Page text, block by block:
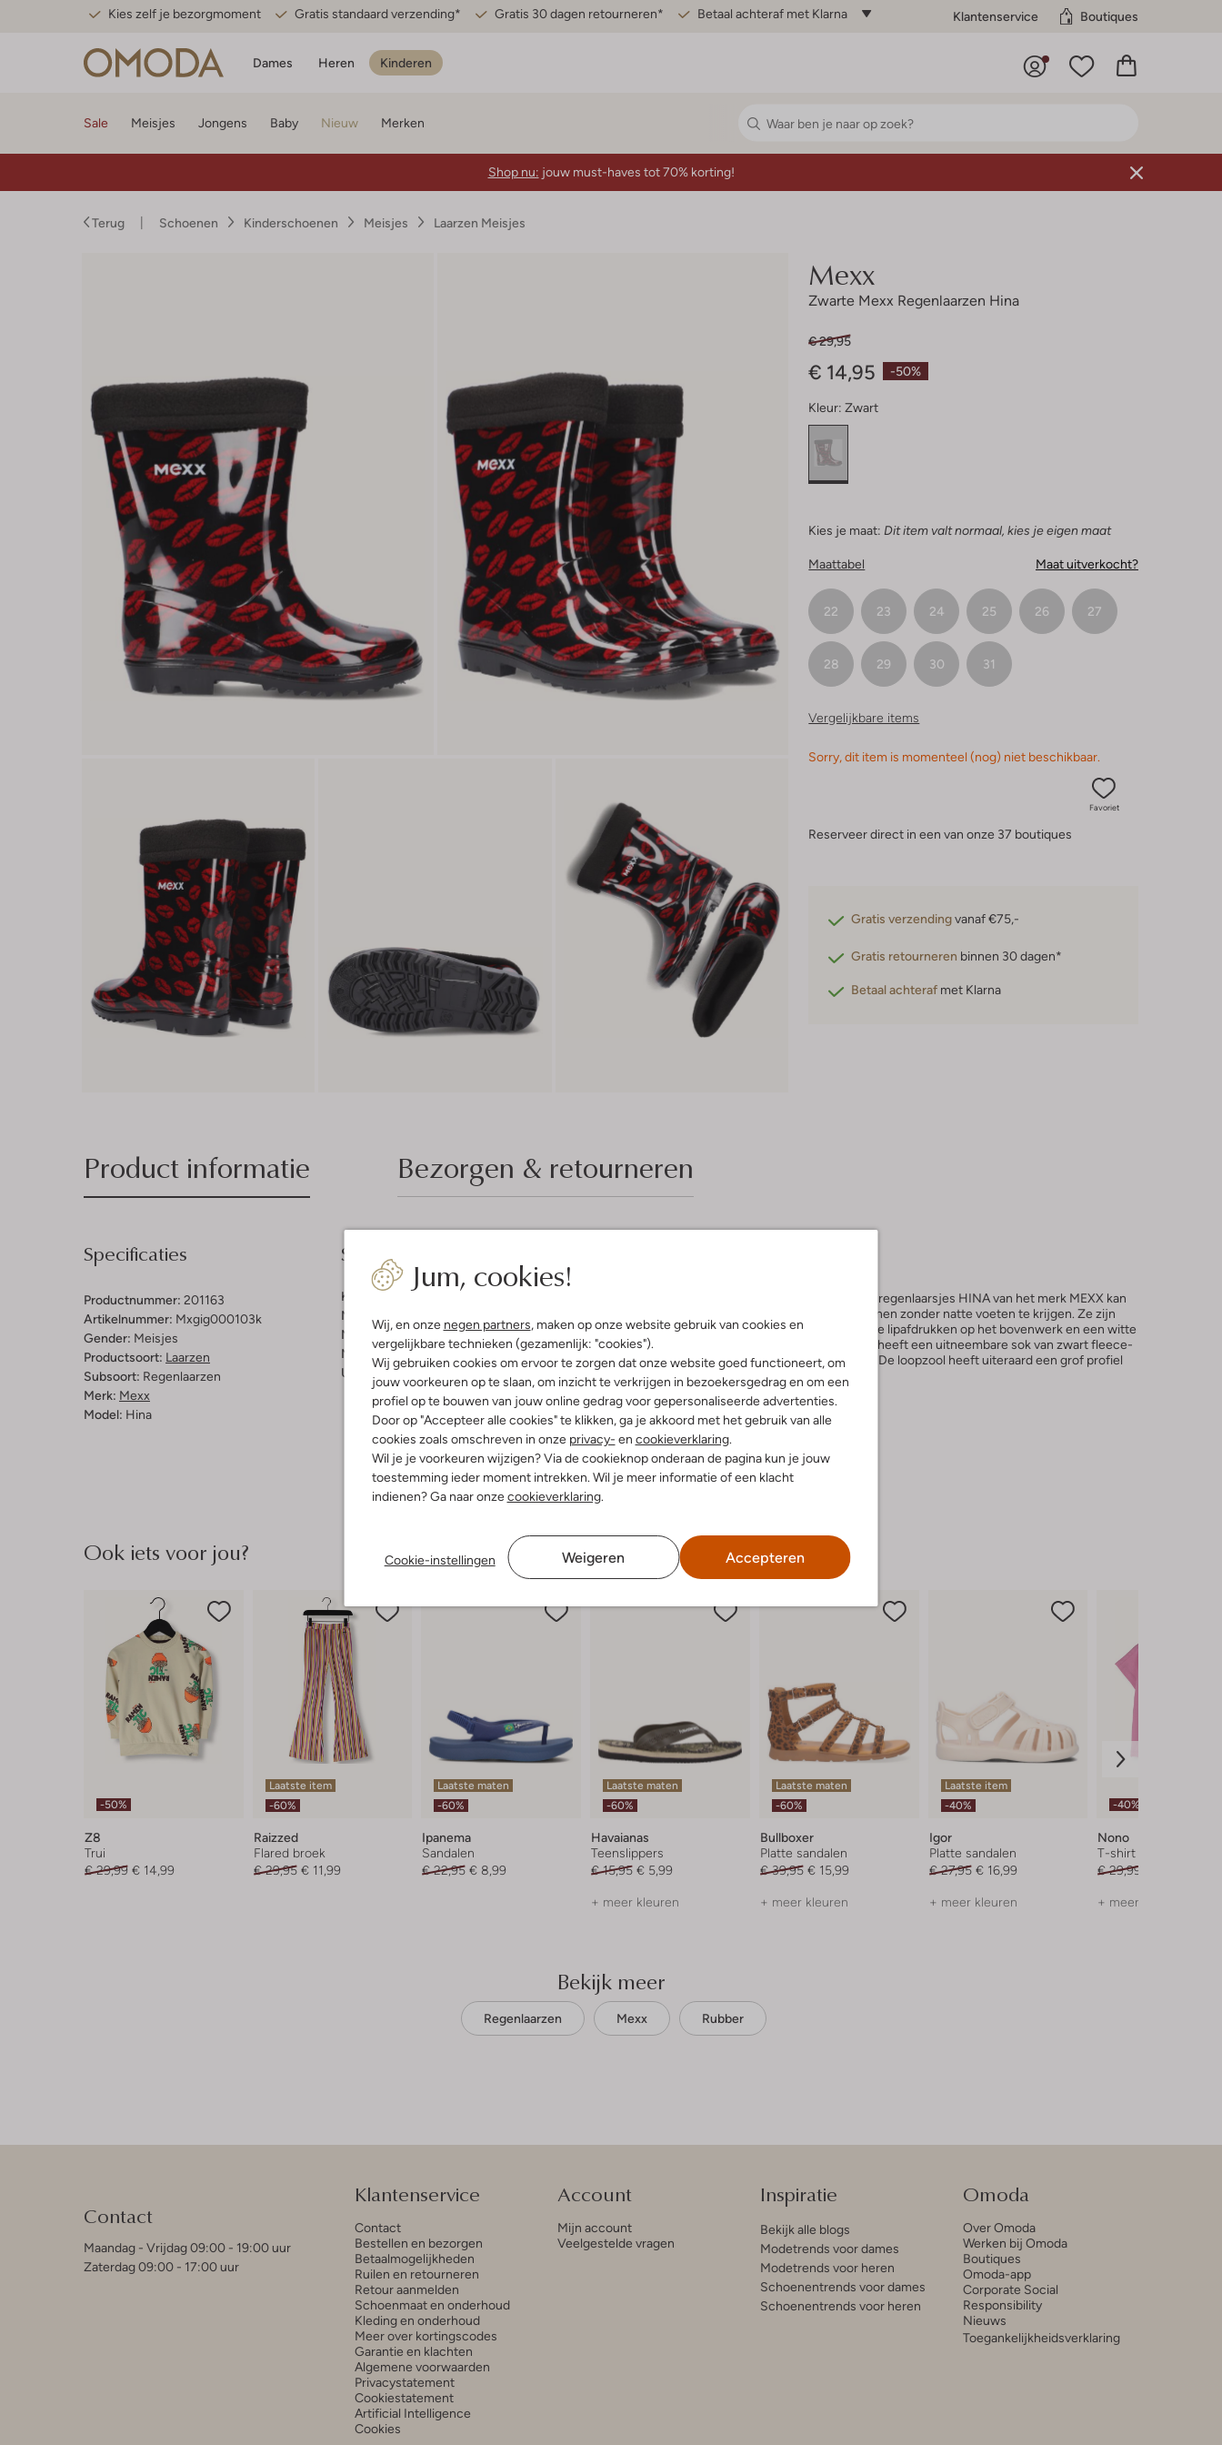
Kies zelf je bezorgmoment Gratis standaard verzending* Gratis 30 dagen retourneren* Betaal achteraf met Klarna Klantenservice Boutiques
Dames Heren Kinderen
Jum, cookies!
Wij, en onze negen partners, maken op onze website gebruik van cookies en
vergelijkbare technieken (gezamenlijk: "cookies").
Wij gebruiken cookies om ervoor te zorgen dat onze website goed functioneert, om
jouw voorkeuren op te slaan, om inzicht te verkrijgen in bezoekersgedrag en om een
profiel op te bouwen van jouw online gedrag voor gepersonaliseerde advertenties.
Door op "Accepteer alle cookies" te klikken, ga je akkoord met het gebruik van alle
cookies zoals omschreven in onze privacy- en cookieverklaring.
Wil je je voorkeuren wijzigen? Via de cookieknop onderaan de pagina kun je jouw
toestemming ieder moment intrekken. Wil je meer informatie of een klacht
indienen? Ga naar onzecookieverklaring.
Cookie-instellingen Weigeren Accepteren
Sale Meisjes Jongens Baby Nieuw Merken
Shop nu: jouw must-haves tot 70% korting!
Terug Schoenen Kinderschoenen Meisjes Laarzen Meisjes
Mexx
Zwarte Mexx Regenlaarzen Hina
-50%
€ 29,95
€ 14,95
Kleur: Zwart
Kies je maat: Dit item valt normaal, kies je eigen maat
Maattabel Maat uitverkocht?
22 23 24 25 26 27
28 29 30 31
Vergelijkbare items
Sorry, dit item is momenteel (nog) niet beschikbaar.
Favoriet
Reserveer direct in een van onze 37 boutiques
Gratis verzendingvanaf €75,-
Gratis retourneren binnen 30 dagen*
Betaal achteraf met Klarna
Product informatie Bezorgen & retourneren
Specificaties
Productnummer: 201163
Artikelnummer: Mxgig000103k
Gender: Meisjes
Productsoort: Laarzen
Subsoort: Regenlaarzen
Merk: Mexx
Model: Hina
Samenstelling & Pasvorm
Kleur:
Materiaal buitenkant:
Materiaal binnenkant: Textiel
Materiaal zool:
Rubber
Uitneembaar voetbed: Ja
Spetter, pieter, pater, met deze fantastische regenlaarsjes HINA van het merk MEXX kan
jouw kleine meid lekker in het water rondrennen zonder natte voeten te krijgen. Ze zijn
gemaakt van glanzend rubber en hebben rode lipafdrukken op het bovenwerk en een witte
merkopdruk op de schacht. Het binnenwerk heeft een uitneembare sok van zwart fleece-
textiel, die zorgt voor heerlijk warme voeten. De loopzool heeft uiteraard een grof profiel
voor grip bij het rennen door de plassen!
Ook iets voor jou?
-50%
Z8
Trui
€ 29,99 € 14,99
Laatste item
-60%
Raizzed
Flared broek
€ 29,95 € 11,99
Laatste maten
-60%
Ipanema
Sandalen
€ 22,95 € 8,99
Laatste maten
-60%
Havaianas
Teenslippers
€ 15,95 € 5,99
+ meer kleuren
Laatste maten
-60%
Bullboxer
Platte sandalen
€ 39,95 € 15,99
+ meer kleuren
Laatste item
-40%
Igor
Platte sandalen
€ 27,95 € 16,99
+ meer kleuren
-40%
Nono
T-shirt
€ 29,99
+ meer kleuren
Bekijk meer
Regenlaarzen Mexx Rubber
Contact
Maandag - Vrijdag 09:00 - 19:00 uur
Zaterdag 09:00 - 17:00 uur
Klantenservice
Contact
Bestellen en bezorgen
Betaalmogelijkheden
Ruilen en retourneren
Retour aanmelden
Schoenmaat en onderhoud
Kleding en onderhoud
Meer over kortingscodes
Garantie en klachten
Algemene voorwaarden
Privacystatement
Cookiestatement
Artificial Intelligence
Cookies
Account
Mijn account
Veelgestelde vragen
Inspiratie
Bekijk alle blogs
Modetrends voor dames
Modetrends voor heren
Schoenentrends voor dames
Schoenentrends voor heren
Omoda
Over Omoda
Werken bij Omoda
Boutiques
Omoda-app
Corporate Social
Responsibility
Nieuws
Toegankelijkheidsverklaring